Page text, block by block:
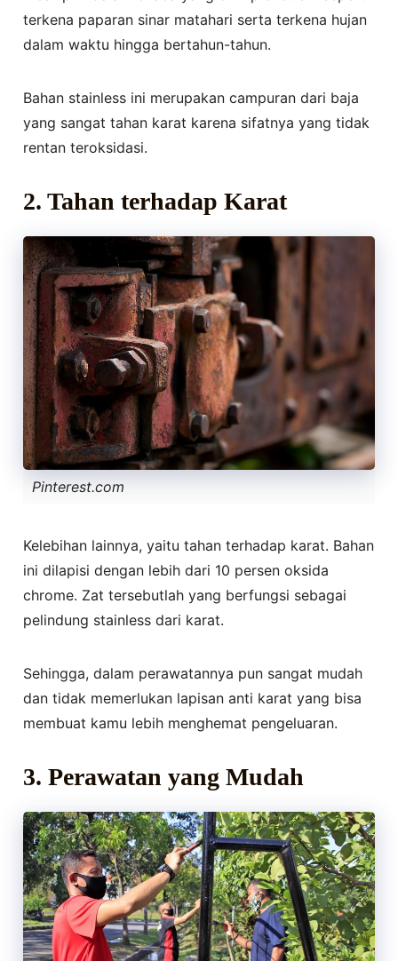
terkena paparan sinar matahari serta terkena hujan
dalam waktu hingga bertahun-tahun.
Bahan stainless ini merupakan campuran dari baja
yang sangat tahan karat karena sifatnya yang tidak
rentan teroksidasi.
2. Tahan terhadap Karat
Pinterest.com
Kelebihan lainnya, yaitu tahan terhadap karat. Bahan
ini dilapisi dengan lebih dari 10 persen oksida
chrome. Zat tersebutlah yang berfungsi sebagai
pelindung stainless dari karat.
Sehingga, dalam perawatannya pun sangat mudah
dan tidak memerlukan lapisan anti karat yang bisa
membuat kamu lebih menghemat pengeluaran.
3. Perawatan yang Mudah